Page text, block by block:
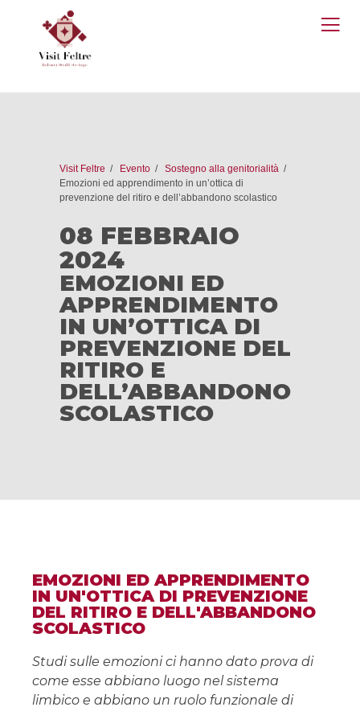
Visit Feltre Evento
Sostegno alla genitorialità
Emozioni ed apprendimento in un’ottica di
prevenzione del ritiro e dell’abbandono scolastico
08 FEBBRAIO
2024
EMOZIONI ED
APPRENDIMENTO
IN UN’OTTICA DI
PREVENZIONE DEL
RITIRO E
DELL’ABBANDONO
SCOLASTICO
EMOZIONI ED APPRENDIMENTO
IN UN'OTTICA DI PREVENZIONE
DEL RITIRO E DELL'ABBANDONO
SCOLASTICO
Studi sulle emozioni ci hanno dato prova di
come esse abbiano luogo nel sistema
limbico e abbiano un ruolo funzionale di